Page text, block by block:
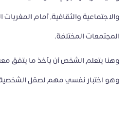
والاجتماعية والثقافية، أمام
المجتمعات المختلفة.
وهنا يتعلم الشخص أن يأخذ ما يتفق
وهو اختبار نفسي مهم لصقل